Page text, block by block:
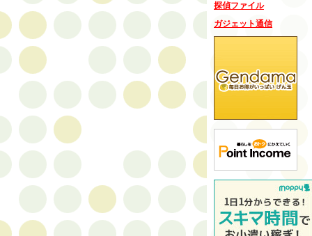
探偵ファイル
ガジェット通信